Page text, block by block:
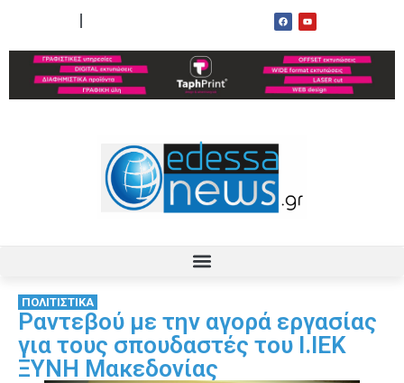
ΠΟΛΙΤΙΣΤΙΚΑ
Ραντεβού με την αγορά εργασίας
για τους σπουδαστές του Ι.ΙΕΚ
ΞΥΝΗ Μακεδονίας